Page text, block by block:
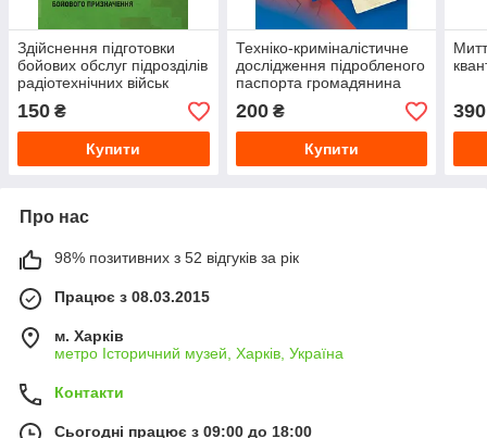
Здійснення підготовки
бойових обслуг підрозділів
радіотехнічних військ
(зразків радіоелектронної
техніки) в
150 ₴
Купити
Техніко-криміналістичне
дослідження підробленого
паспорта громадянина
України. Навчальний
посібник
200₴
Купити
390
Про нас
98% позитивних з 52 відгуків за рік
Працює з 08.03.2015
м. Харків
метро Історичний музей, Харків, Україна
Контакти
Сьогодні працює з 09:00 до 18:00